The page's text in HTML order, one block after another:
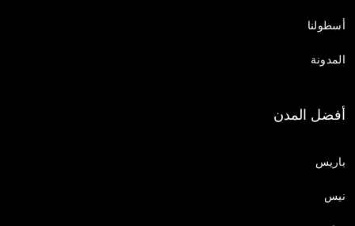
أسطولنا
المدونة
أفضل المدن
باريس
نيس